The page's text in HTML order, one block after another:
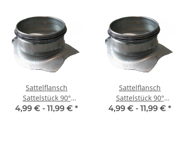
Sattelflansch
Sattelstück 90°
Sattelstutzen aus
4,99 € - 11,99 € *
Sattelflansch
Sattelstück 90°
Sattelstutzen aus
4,99 € - 11,99 € *